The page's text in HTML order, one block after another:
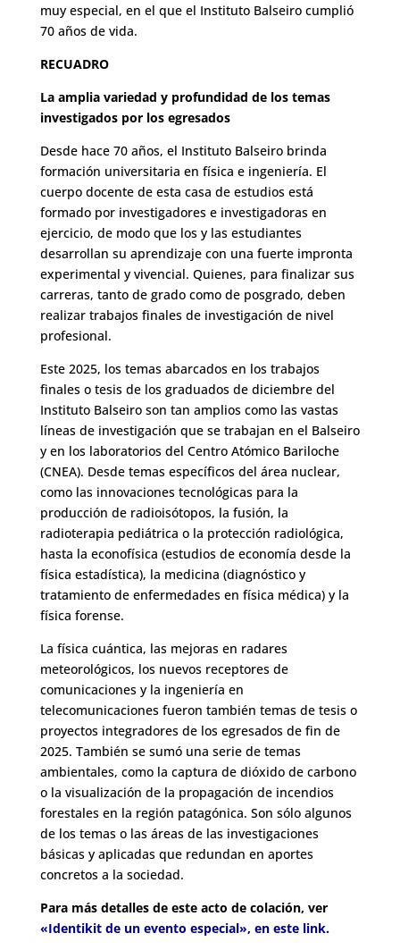
muy especial, en el que el Instituto Balseiro cumplió
70 años de vida.
RECUADRO
La amplia variedad y profundidad de los temas
investigados por los egresados
Desde hace 70 años, el Instituto Balseiro brinda
formación universitaria en física e ingeniería. El
cuerpo docente de esta casa de estudios está
formado por investigadores e investigadoras en
ejercicio, de modo que los y las estudiantes
desarrollan su aprendizaje con una fuerte impronta
experimental y vivencial. Quienes, para finalizar sus
carreras, tanto de grado como de posgrado, deben
realizar trabajos finales de investigación de nivel
profesional.
Este 2025, los temas abarcados en los trabajos
finales o tesis de los graduados de diciembre del
Instituto Balseiro son tan amplios como las vastas
líneas de investigación que se trabajan en el Balseiro
y en los laboratorios del Centro Atómico Bariloche
(CNEA). Desde temas específicos del área nuclear,
como las innovaciones tecnológicas para la
producción de radioisótopos, la fusión, la
radioterapia pediátrica o la protección radiológica,
hasta la econofísica (estudios de economía desde la
física estadística), la medicina (diagnóstico y
tratamiento de enfermedades en física médica) y la
física forense.
La física cuántica, las mejoras en radares
meteorológicos, los nuevos receptores de
comunicaciones y la ingeniería en
telecomunicaciones fueron también temas de tesis o
proyectos integradores de los egresados de fin de
2025. También se sumó una serie de temas
ambientales, como la captura de dióxido de carbono
o la visualización de la propagación de incendios
forestales en la región patagónica. Son sólo algunos
de los temas o las áreas de las investigaciones
básicas y aplicadas que redundan en aportes
concretos a la sociedad.
Para más detalles de este acto de colación, ver
«Identikit de un evento especial», en este link.